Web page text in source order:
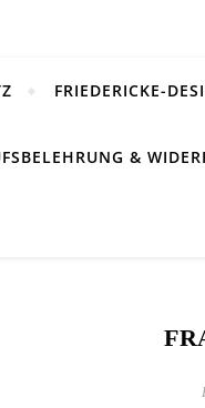
FRIEDERICKE-
&